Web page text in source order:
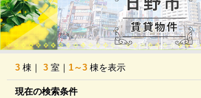
3 棟｜3 室｜1～3 棟を表示
現在の検索条件